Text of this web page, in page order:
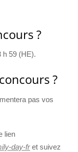
?
h 59 (HE).
?
pas vos
lien
day-fret suivez